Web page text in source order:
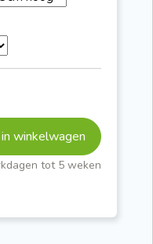
winkelwagen
tot 5 weken